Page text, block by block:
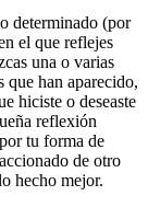
determinado (por
el que reflejes
una o varias
que han aparecido,
hiciste o deseaste
reflexión
tu forma de
de otro
hecho mejor.